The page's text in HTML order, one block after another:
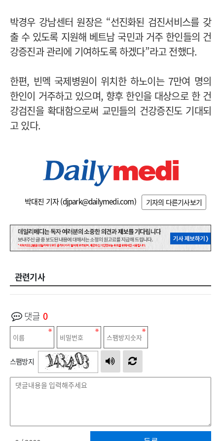
박경우 강남센터 원장은 “선진화된 검진서비스를 갖
출 수 있도록 지원해 베트남 국민과 거주 한인들의 건
강증진과 관리에 기여하도록 하겠다”라고 전했다.
한편, 빈멕 국제병원이 위치한 하노이는 7만여 명의
한인이 거주하고 있으며, 향후 한인을 대상으로 한 건
강검진을 확대함으로써 교민들의 건강증진도 기대되
고 있다.
박대진 기자 (djpark@dailymedi.com) 기자의 다른기사보기
관련기사
댓글 0
스팸방지